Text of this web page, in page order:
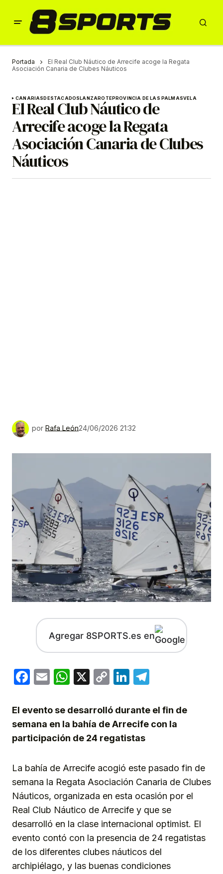
Portada
El Real Club Náutico de Arrecife acoge la Regata
Asociación Canaria de Clubes Náuticos
CANARIASDESTACADOSLANZAROTEPROVINCIA DE LAS PALMASVELA
El Real Club Náutico de
Arrecife acoge la Regata
Asociación Canaria de Clubes
Náuticos
por Rafa León24/06/2026 21:32
Agregar 8SPORTS.es en
Facebook
EmailWhatsApp
X
CopyLinkedIn
El evento se desarrolló durante el fin de
semana en la bahía de Arrecife con la
participación de 24 regatistas
La bahía de Arrecife acogió este pasado fin de
semana la Regata Asociación Canaria de Clubes
Náuticos, organizada en esta ocasión por el
Real Club Náutico de Arrecife y que se
desarrolló en la clase internacional optimist. El
evento contó con la presencia de 24 regatistas
de los diferentes clubes náuticos del
archipiélago, y las buenas condiciones